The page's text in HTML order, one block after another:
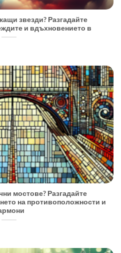
звезди? Разгадайте
и вдъхновението в
мостове? Разгадайте
на противоположности и